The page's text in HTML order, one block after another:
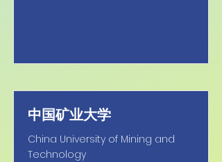
中国矿业大学
China University of Mining and
Technology